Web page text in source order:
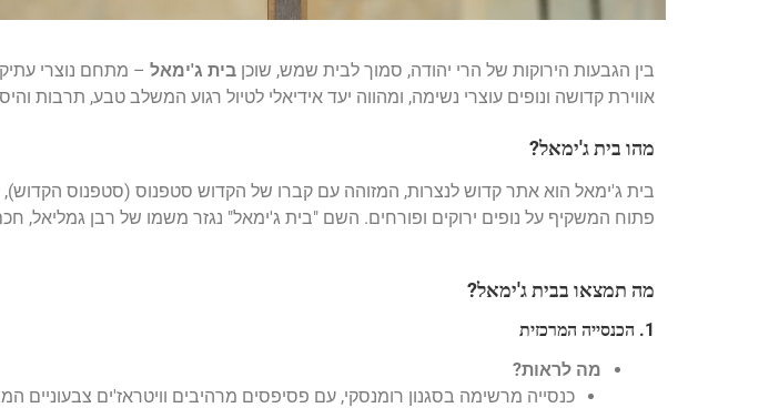
בין הגבעות הירוקות של הרי יהודה, סמוך לבית שמש, שוכן בית ג'ימאל – מתחם נוצרי
אווירת קדושה ונופים עוצרי נשימה, ומהווה יעד אידיאלי לטיול רגוע המשלב טבע, תרבות
מהו בית ג'ימאל?
בית ג'ימאל הוא אתר קדוש לנצרות, המזוהה עם קברו של הקדוש סטפנוס (סטפנוס
פתוח המשקיף על נופים ירוקים ופורחים. השם "בית ג'ימאל" נגזר משמו של רבן גמליאל,
מה תמצאו בבית ג'ימאל?
1. הכנסייה המרכזית
מה לראות?
כנסייה מרשימה בסגנון רומנסקי, עם פסיפסים מרהיבים וויטראז'ים